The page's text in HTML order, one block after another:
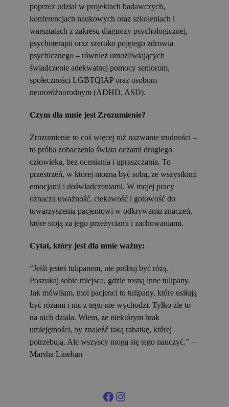
poprzez udział w projektach badawczych,
konferencjach naukowych oraz szkoleniach i
warsztatach z zakresu diagnozy psychologicznej,
psychoterapii oraz szeroko pojętego zdrowia
psychicznego – również umożliwiających
świadczenie adekwatnej pomocy seniorom,
społeczności LGBTQIAP oraz osobom
neuroróżnorodnym (ADHD, ASD).
Czym dla mnie jest Zrozumienie?
Zrozumienie to coś więcej niż nazwanie trudności –
to próba zobaczenia świata oczami drugiego
człowieka, bez oceniania i upraszczania. To
przestrzeń, w której można być sobą, ze wszystkimi
emocjami i doświadczeniami. W mojej pracy
oznacza uważność, ciekawość i gotowość do
towarzyszenia pacjentowi w odkrywaniu znaczeń,
które stoją za jego przeżyciami i zachowaniami.
Cytat, który jest dla mnie ważny:
“Jeśli jesteś tulipanem, nie próbuj być różą.
Poszukaj sobie miejsca, gdzie rosną inne tulipany.
Jak mówiłam, moi pacjenci to tulipany, które usiłują
być różami i nic z tego nie wychodzi. Tylko źle to
na nich działa. Wiem, że niektórym brak
umiejętności, by znaleźć taką rabatkę, której
potrzebują. Ale wszyscy mogą się tego nauczyć.” –
Marsha Linehan
Facebook Instagram